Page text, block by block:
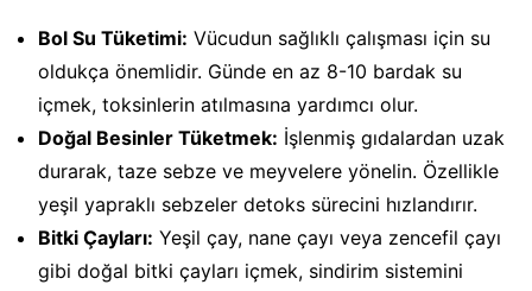
Bol Su Tüketimi: Vücudun sağlıklı çalışması için su
oldukça önemlidir. Günde en az 8-10 bardak su
içmek, toksinlerin atılmasına yardımcı olur.
Doğal Besinler Tüketmek: İşlenmiş gıdalardan uzak
durarak, taze sebze ve meyvelere yönelin. Özellikle
yeşil yapraklı sebzeler detoks sürecini hızlandırır.
Bitki Çayları: Yeşil çay, nane çayı veya zencefil çayı
gibi doğal bitki çayları içmek, sindirim sistemini